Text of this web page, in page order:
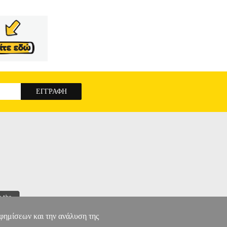
και την ανάλυση της